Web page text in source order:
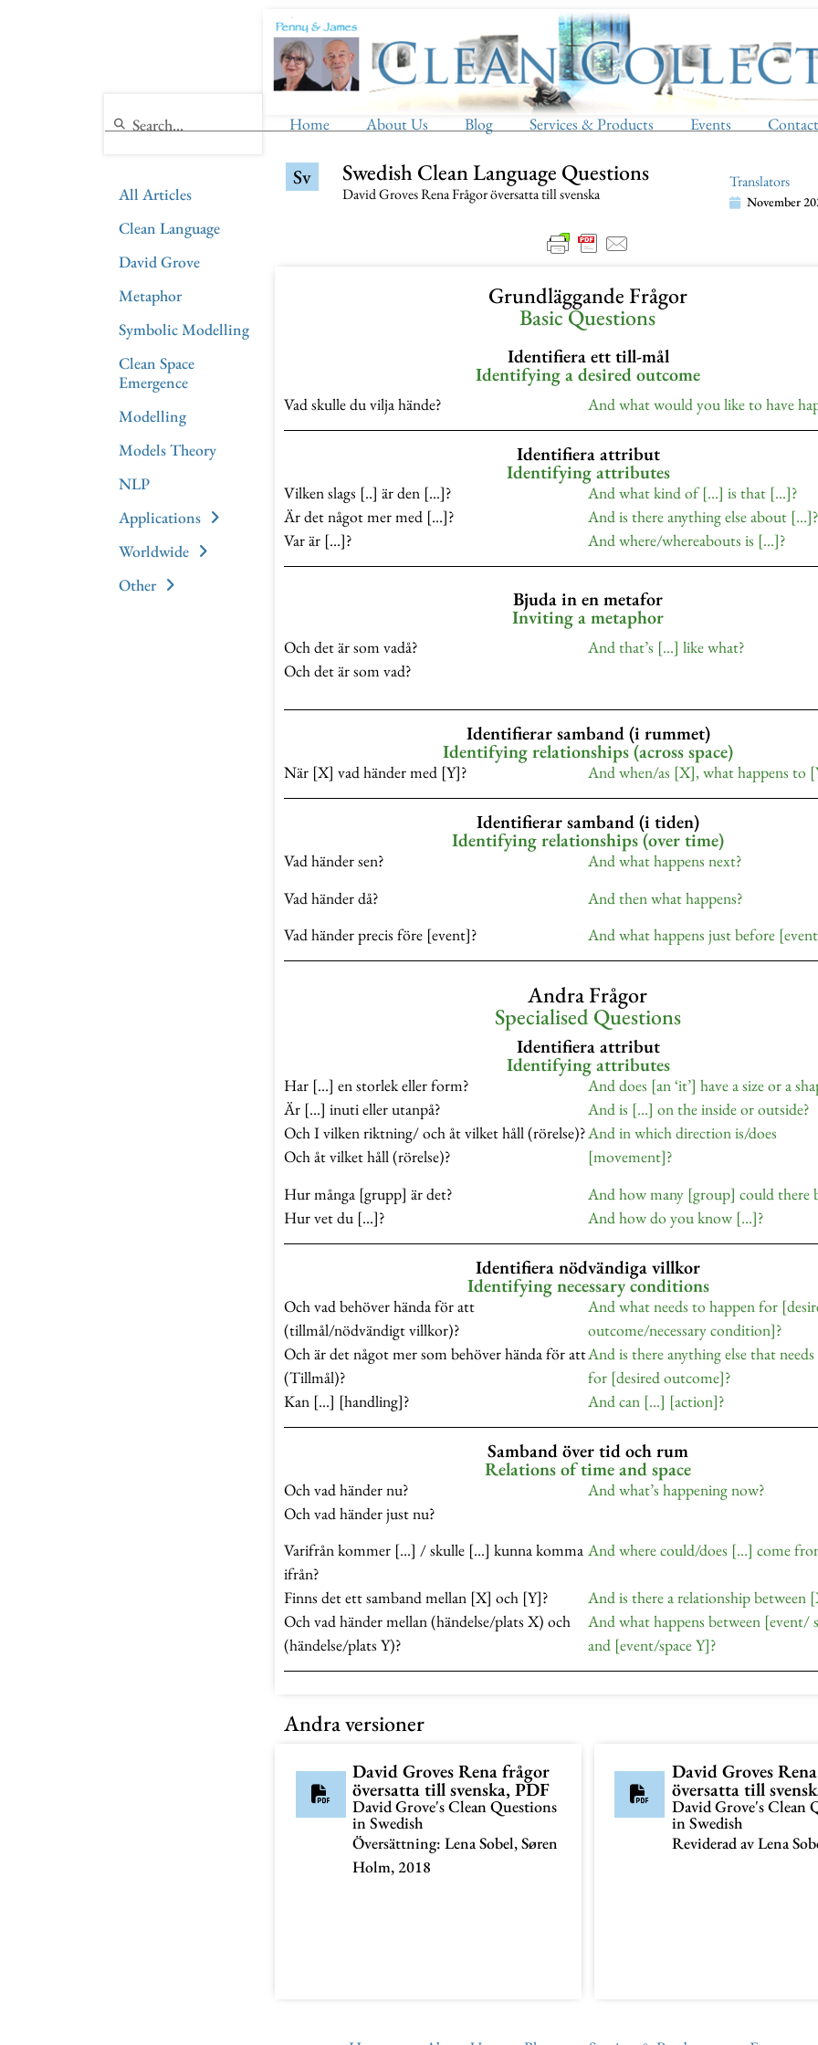
Home About Us Blog Services & Products Events Contact
All Articles
Clean Language
David Grove
Metaphor
Symbolic Modelling
Clean Space
Emergence
Modelling
Models Theory
NLP
Applications
Worldwide
Other
Sv Swedish Clean Language Questions
David Groves Rena Frågor översatta till svenska
Translators
November
Grundläggande Frågor
Basic Questions
Identifiera ett till-mål
Identifying a desired outcome
Vad skulle du vilja hände? And what would you like to have
Identifiera attribut
Identifying attributes
Vilken slags [..] är den […]?
And what kind of […] is that […]?
Är det något mer med […]?
And is there anything else about […]?
Var är […]?
And where/whereabouts is […]?
Bjuda in en metafor
Inviting a metaphor
Och det är som vadå?
Och det är som vad?
And that’s […] like what?
Identifierar samband (i rummet)
Identifying relationships (across space)
När [X] vad händer med [Y]? And when/as [X], what happens to
Identifierar samband (i tiden)
Identifying relationships (over time)
Vad händer sen?
And what happens next?
Vad händer då?
And then what happens?
Vad händer precis före [event]?
And what happens just before
Andra Frågor
Specialised Questions
Identifiera attribut
Identifying attributes
Har […] en storlek eller form?
And does [an ‘it’] have a size or a
Är […] inuti eller utanpå?
And is […] on the inside or outside?
Och I vilken riktning/ och åt vilket håll (rörelse)?
Och åt vilket håll (rörelse)?
And in which direction is/does
[movement]?
Hur många [grupp] är det?
And how many [group] could there
Hur vet du […]?
And how do you know […]?
Identifiera nödvändiga villkor
Identifying necessary conditions
Och vad behöver hända för att
(tillmål/nödvändigt villkor)?
And what needs to happen for
outcome/necessary condition]?
Och är det något mer som behöver hända för att
(Tillmål)?
And is there anything else that
for [desired outcome]?
Kan […] [handling]?
And can […] [action]?
Samband över tid och rum
Relations of time and space
Och vad händer nu?
Och vad händer just nu?
And what’s happening now?
Varifrån kommer […] / skulle […] kunna komma
ifrån?
And where could/does […] come
Finns det ett samband mellan [X] och [Y]?
And is there a relationship between
Och vad händer mellan (händelse/plats X) och
(händelse/plats Y)?
And what happens between [event/
and [event/space Y]?
Andra versioner
David Groves Rena frågor
översatta till svenska, PDF
David Grove's Clean Questions
in Swedish
Översättning: Lena Sobel, Søren
Holm, 2018
David Groves
översatta till
David Grove's Clean
in Swedish
Reviderad av Lena